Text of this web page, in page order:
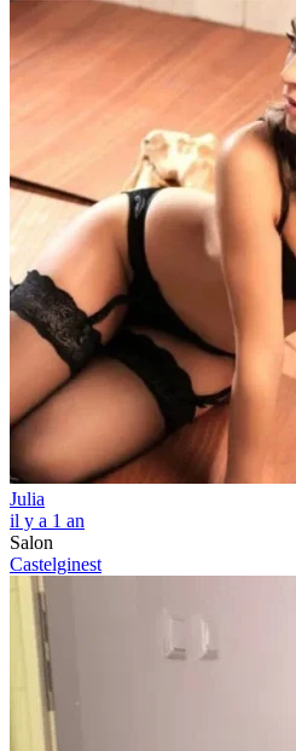
Julia
il y a 1 an
Salon
Castelginest